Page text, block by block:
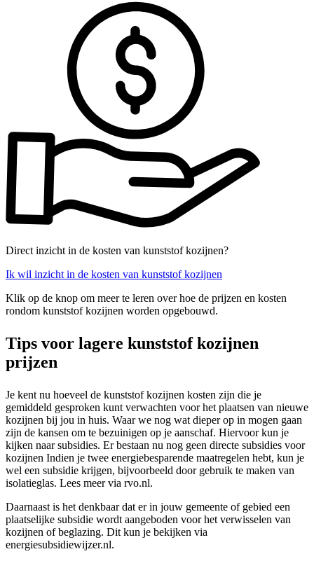
Direct inzicht in de kosten van kunststof kozijnen?
Ik wil inzicht in de kosten van kunststof kozijnen
Klik op de knop om meer te leren over hoe de prijzen en kosten
rondom kunststof kozijnen worden opgebouwd.
Tips voor lagere kunststof kozijnen
prijzen
Je kent nu hoeveel de kunststof kozijnen kosten zijn die je
gemiddeld gesproken kunt verwachten voor het plaatsen van nieuwe
kozijnen bij jou in huis. Waar we nog wat dieper op in mogen gaan
zijn de kansen om te bezuinigen op je aanschaf. Hiervoor kun je
kijken naar subsidies. Er bestaan nu nog geen directe subsidies voor
kozijnen Indien je twee energiebesparende maatregelen hebt, kun je
wel een subsidie krijgen, bijvoorbeeld door gebruik te maken van
isolatieglas. Lees meer via rvo.nl.
Daarnaast is het denkbaar dat er in jouw gemeente of gebied een
plaatselijke subsidie wordt aangeboden voor het verwisselen van
kozijnen of beglazing. Dit kun je bekijken via
energiesubsidiewijzer.nl.